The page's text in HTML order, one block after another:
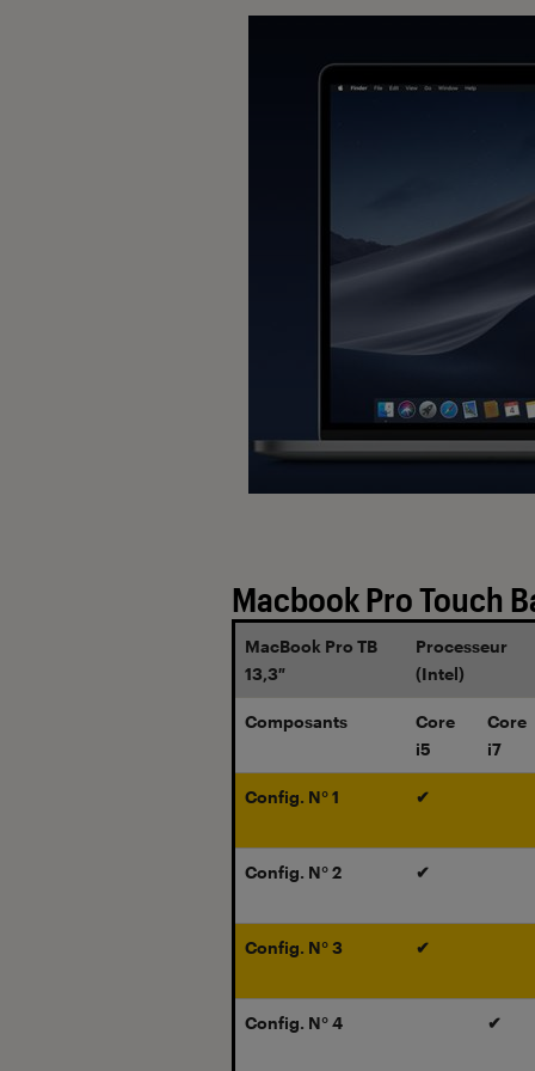
Macbook Pro Touch
MacBook Pro TB
13,3″
Processeur
(Intel)
Composants
Core
i5
Core
i7
Config. N° 1 ✔
Config. N° 2 ✔
Config. N° 3 ✔
Config. N° 4 ✔